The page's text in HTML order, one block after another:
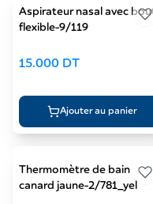
Aspirateur nasal avec
flexible-9/119
15.000 DT
Ajouter au panier
Thermomètre de bain
canard jaune-2/781_yel